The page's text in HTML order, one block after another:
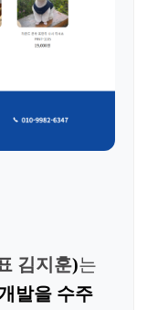
김지훈)는
발을 수주